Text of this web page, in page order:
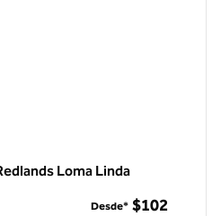
Loma Linda
Desde* $102